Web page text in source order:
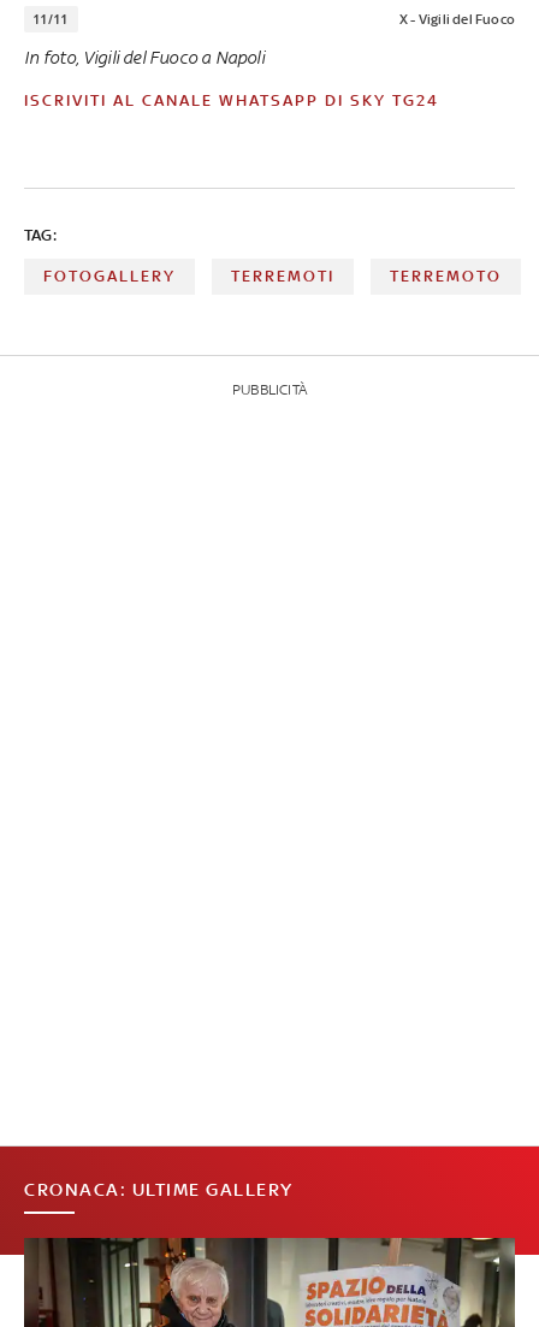
11/11 X - Vigili del Fuoco
In foto, Vigili del Fuoco a Napoli
ISCRIVITI AL CANALE WHATSAPP DI SKY TG24
TAG:
FOTOGALLERY TERREMOTI TERREMOTO
PUBBLICITÀ
CRONACA: ULTIME GALLERY